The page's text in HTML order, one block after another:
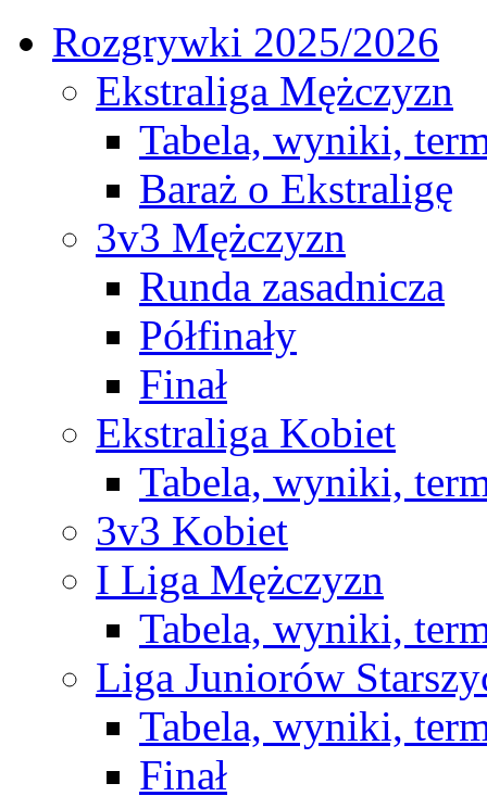
Rozgrywki 2025/2026
Ekstraliga Mężczyzn
Tabela, wyniki,
Baraż o Ekstraligę
3v3 Mężczyzn
Runda zasadnicza
Półfinały
Finał
Ekstraliga Kobiet
Tabela, wyniki,
3v3 Kobiet
I Liga Mężczyzn
Tabela, wyniki,
Liga Juniorów
Tabela, wyniki,
Finał